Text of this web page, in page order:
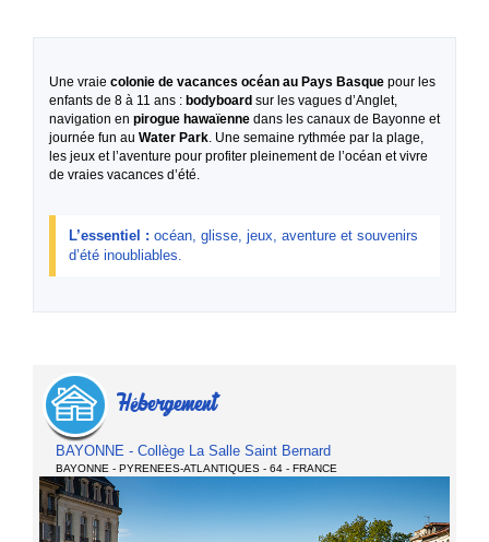
Une vraie colonie de vacances océan au Pays Basque pour les
enfants de 8 à 11 ans : bodyboard sur les vagues d’Anglet,
navigation en pirogue hawaïenne dans les canaux de Bayonne et
journée fun au Water Park. Une semaine rythmée par la plage,
les jeux et l’aventure pour profiter pleinement de l’océan et vivre
de vraies vacances d’été.
L’essentiel : océan, glisse, jeux, aventure et souvenirs
d’été inoubliables.
Hébergement
BAYONNE - Collège La Salle Saint Bernard
BAYONNE - PYRENEES-ATLANTIQUES - 64 - FRANCE